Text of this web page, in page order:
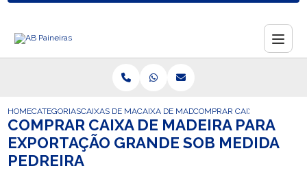
HOMECATEGORIASCAIXAS DE MADEIRA PARA EXPORTACAO
CAIXA DE MADEIRA INDUSTRIAL PARA A
COMPRAR CAIXA DE
COMPRAR CAIXA DE MADEIRA PARA
EXPORTAÇÃO GRANDE SOB MEDIDA
PEDREIRA